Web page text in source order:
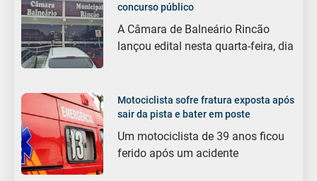
concurso público
A Câmara de Balneário Rincão
lançou edital nesta quarta-feira, dia
Motociclista sofre fratura exposta após
sair da pista e bater em poste
Um motociclista de 39 anos ficou
ferido após um acidente